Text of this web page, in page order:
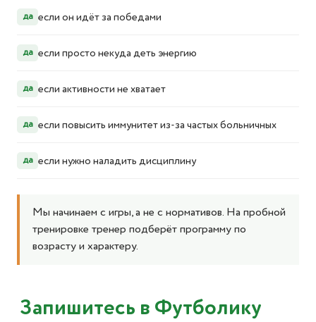
да если он идёт за победами
да если просто некуда деть энергию
да если активности не хватает
да если повысить иммунитет из-за частых больничных
да если нужно наладить дисциплину
Мы начинаем с игры, а не с нормативов. На пробной
тренировке тренер подберёт программу по
возрасту и характеру.
Запишитесь в Футболику